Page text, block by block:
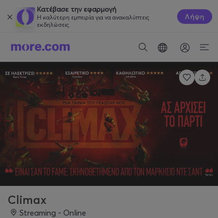
Κατέβασε την εφαρμογή
Η καλύτερη εμπειρία για να ανακαλύπτεις
εκδηλώσεις.
Λήψη
Climax
Streaming - Online